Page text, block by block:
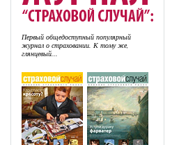
Первый общедоступный популярный
журнал о страховании. К тому же,
глянцевый...